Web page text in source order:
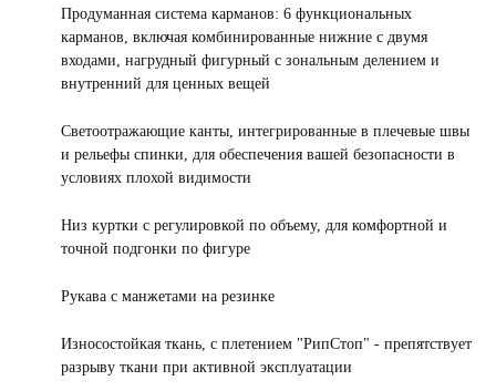
Продуманная система карманов: 6 функциональных
карманов, включая комбинированные нижние с двумя
входами, нагрудный фигурный с зональным делением и
внутренний для ценных вещей
Светоотражающие канты, интегрированные в плечевые швы
и рельефы спинки, для обеспечения вашей безопасности в
условиях плохой видимости
Низ куртки с регулировкой по объему, для комфортной и
точной подгонки по фигуре
Рукава с манжетами на резинке
Износостойкая ткань, с плетением "РипСтоп" - препятствует
разрыву ткани при активной эксплуатации